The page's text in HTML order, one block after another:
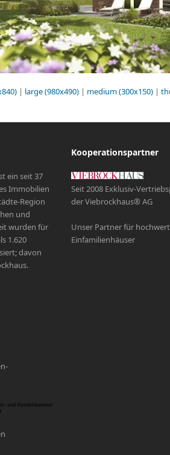
| large (980x490) | medium (300x150) |
ein seit 37
Immobilien
Region
und
wurden für
1.620
davon
Kooperationspartner
Seit 2008 Exklusiv-
der Viebrockhaus® AG
Unser Partner für
Einfamilienhäuser